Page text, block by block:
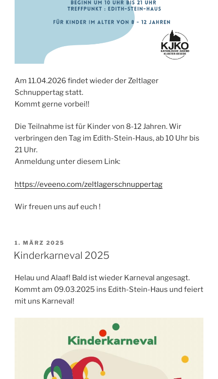
Am 11.04.2026 findet wieder der Zeltlager
Schnuppertag statt.
Kommt gerne vorbei!!
Die Teilnahme ist für Kinder von 8-12 Jahren. Wir
verbringen den Tag im Edith-Stein-Haus, ab 10 Uhr bis
21 Uhr.
Anmeldung unter diesem Link:
https://eveeno.com/zeltlagerschnuppertag
Wir freuen uns auf euch !
VERÖFFENTLICHT
AM
1. MÄRZ 2025
Kinderkarneval 2025
Helau und Alaaf! Bald ist wieder Karneval angesagt.
Kommt am 09.03.2025 ins Edith-Stein-Haus und feiert
mit uns Karneval!